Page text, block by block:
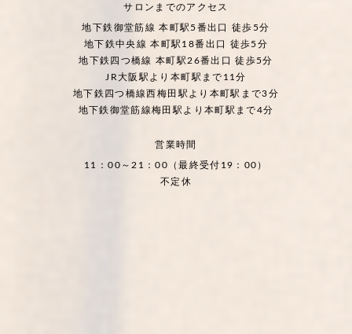
サロンまでのアクセス
地下鉄御堂筋線 本町駅5番出口 徒歩5分
地下鉄中央線 本町駅18番出口 徒歩5分
地下鉄四つ橋線 本町駅26番出口 徒歩5分
JR大阪駅より本町駅まで11分
地下鉄四つ橋線西梅田駅より本町駅まで3分
地下鉄御堂筋線梅田駅より本町駅まで4分
営業時間
11：00～21：00（最終受付19：00）
不定休